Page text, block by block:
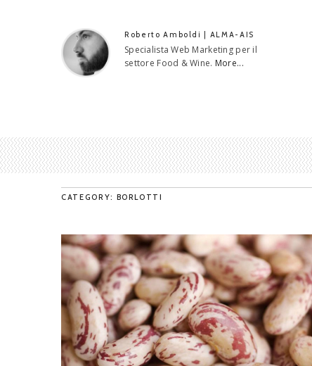
Roberto Amboldi | ALMA-AIS
Specialista Web Marketing per il
settore Food & Wine. More...
CATEGORY: BORLOTTI